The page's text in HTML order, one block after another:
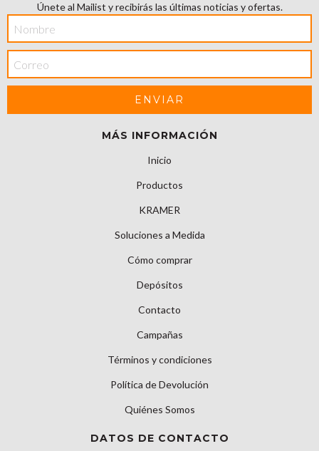
Únete al Mailist y recibirás las últimas noticias y ofertas.
MÁS INFORMACIÓN
Inicio
Productos
KRAMER
Soluciones a Medida
Cómo comprar
Depósitos
Contacto
Campañas
Términos y condiciones
Política de Devolución
Quiénes Somos
DATOS DE CONTACTO